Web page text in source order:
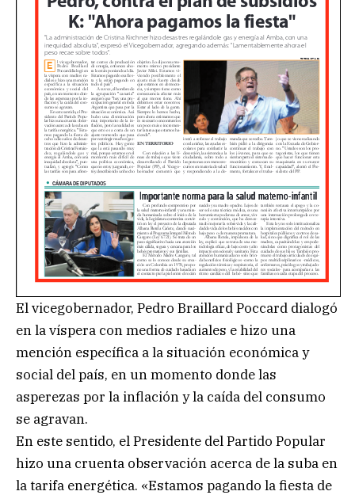
El vicegobernador, Pedro Braillard Poccard dialogó
en la víspera con medios radiales e hizo una
mención específica a la situación económica y
social del país, en un momento donde las
asperezas por la inflación y la caída del consumo
se agravan.
En este sentido, el Presidente del Partido Popular
hizo una cruenta observación acerca de la suba en
la tarifa energética. «Estamos pagando la fiesta de